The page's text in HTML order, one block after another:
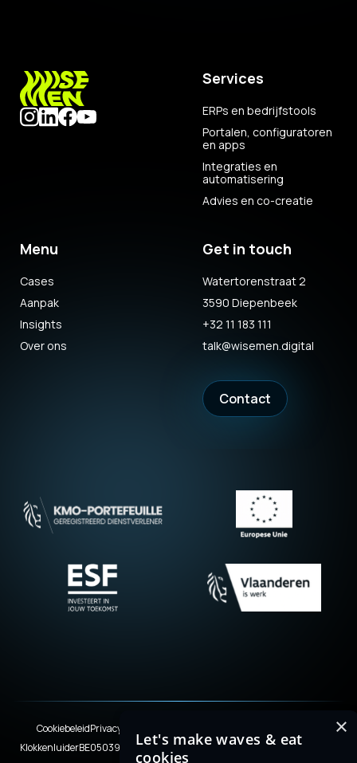
Services
ERPs en bedrijfstools
Portalen, configuratoren
en apps
Integraties en
automatisering
Advies en co-creatie
Menu
Cases
Aanpak
Insights
Over ons
Get in touch
Watertorenstraat 2
3590 Diepenbeek
+32 11 183 111
talk@wisemen.digital
Contact
CookiebeleidPrivacyverklaring
KlokkenluiderBE0503920245© 2026 WISEMEN. With love from Limburg.
×
Let's make waves & eat
cookies